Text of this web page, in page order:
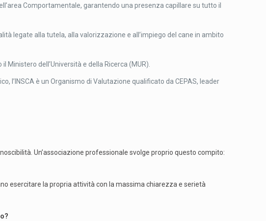
Comportamentale, garantendo una presenza capillare su tutto il
legate alla tutela, alla valorizzazione e all’impiego del cane in ambito
dell’Università e della Ricerca (MUR).
l’INSCA è un Organismo di Valutazione qualificato da CEPAS, leader
Un’associazione professionale svolge proprio questo compito:
esercitare la propria attività con la massima chiarezza e serietà